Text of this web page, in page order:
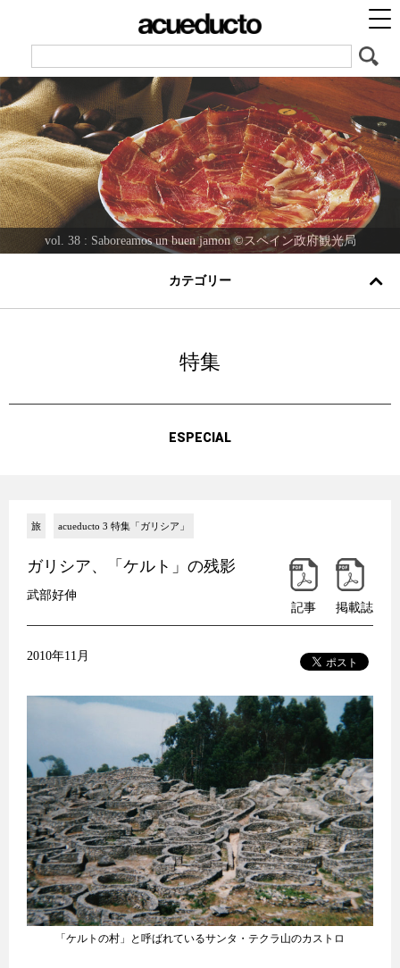
vol. 40 : El español en mi camino
vol. 39 : 6 japoneses en España "Querer es poder"
vol. 38 : Saboreamos un buen jamon ©︎スペイン政府観光局
vol. 37 : El mundo del Jerez
カテゴリー
特集
ESPECIAL
旅 acueducto 3 特集「ガリシア」
記事 掲載誌
ガリシア、「ケルト」の残影
武部好伸
2010年11月
「ケルトの村」と呼ばれているサンタ・テクラ山のカストロ